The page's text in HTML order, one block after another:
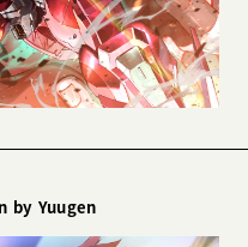
by Yuugen